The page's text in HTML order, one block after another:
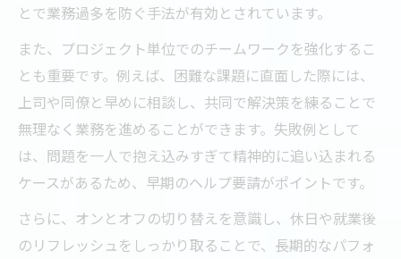
とで業務過多を防ぐ手法が有効とされています。
また、プロジェクト単位でのチームワークを強化するこ
とも重要です。例えば、困難な課題に直面した際には、
上司や同僚と早めに相談し、共同で解決策を練ることで
無理なく業務を進めることができます。失敗例として
は、問題を一人で抱え込みすぎて精神的に追い込まれる
ケースがあるため、早期のヘルプ要請がポイントです。
さらに、オンとオフの切り替えを意識し、休日や就業後
のリフレッシュをしっかり取ることで、長期的なパフォ